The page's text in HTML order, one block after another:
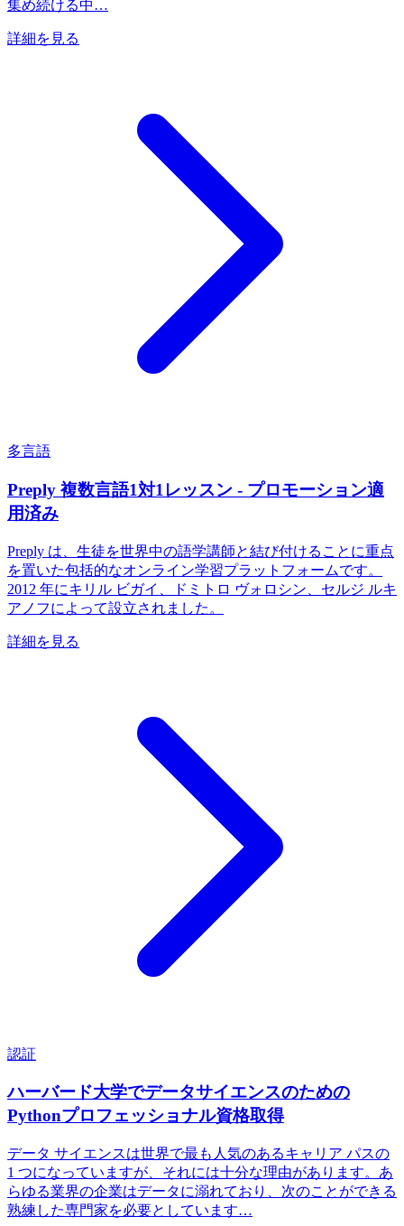
集め続ける中…
詳細を見る
多言語
Preply 複数言語1対1レッスン - プロモーション適
用済み
Preply は、生徒を世界中の語学講師と結び付けることに重点
を置いた包括的なオンライン学習プラットフォームです。
2012 年にキリル ビガイ、ドミトロ ヴォロシン、セルジ ルキ
アノフによって設立されました。
詳細を見る
認証
ハーバード大学でデータサイエンスのための
Pythonプロフェッショナル資格取得
データ サイエンスは世界で最も人気のあるキャリア パスの
1 つになっていますが、それには十分な理由があります。あ
らゆる業界の企業はデータに溺れており、次のことができる
熟練した専門家を必要としています…